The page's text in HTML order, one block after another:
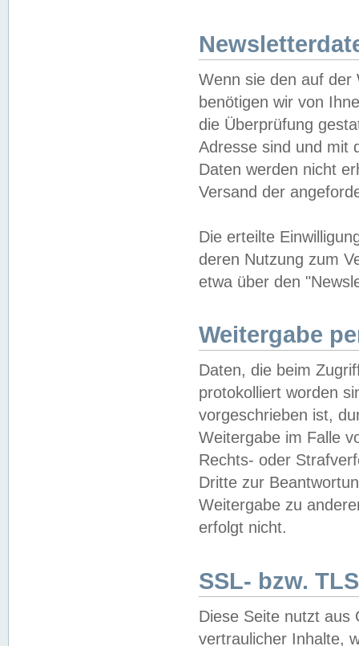
Wenn sie den auf der
benötigen wir von
die Überprüfung
Adresse sind und mit
Daten werden nicht
Versand der
Die erteilte
deren Nutzung zum
etwa über den
Weitergabe
Daten, die beim
protokolliert worden
vorgeschrieben ist,
Weitergabe im Falle
Rechts- oder
Dritte zur
Weitergabe zu
erfolgt nicht.
SSL- bzw.
Diese Seite nutzt aus
vertraulicher Inhalte,